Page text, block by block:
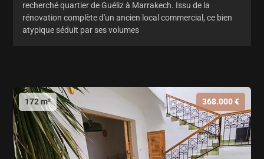
recherché quartier de Guéliz à Marrakech. Issu de la
rénovation complète d'un ancien local commercial, ce bien
atypique séduit par ses volumes
172 m² 368.000 €